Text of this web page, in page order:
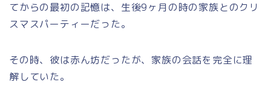
てからの最初の記憶は、生後9ヶ月の時の家族とのクリ
スマスパーティーだった。
その時、彼は赤ん坊だったが、家族の会話を完全に理
解していた。